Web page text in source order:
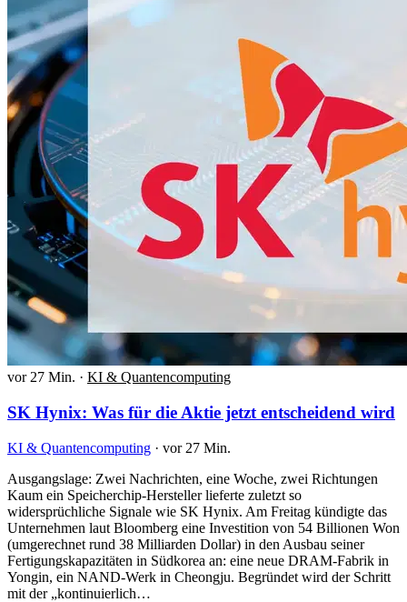
vor 27 Min. · KI & Quantencomputing
SK Hynix: Was für die Aktie jetzt entscheidend wird
KI & Quantencomputing · vor 27 Min.
Ausgangslage: Zwei Nachrichten, eine Woche, zwei Richtungen
Kaum ein Speicherchip-Hersteller lieferte zuletzt so
widersprüchliche Signale wie SK Hynix. Am Freitag kündigte das
Unternehmen laut Bloomberg eine Investition von 54 Billionen Won
(umgerechnet rund 38 Milliarden Dollar) in den Ausbau seiner
Fertigungskapazitäten in Südkorea an: eine neue DRAM-Fabrik in
Yongin, ein NAND-Werk in Cheongju. Begründet wird der Schritt
mit der „kontinuierlich…